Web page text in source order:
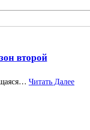
второй
Читать Далее